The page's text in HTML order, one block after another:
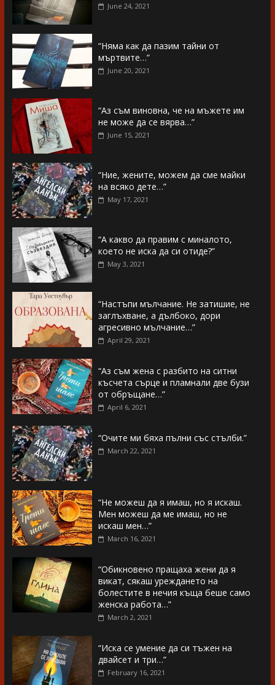
June 24, 2021
“Няма как да пазим тайни от
мъртвите…”
June 20, 2021
“Аз съм виновна, че на мъжете им
не може да се вярва…”
June 15, 2021
“Ние, жените, можем да сме майки
на всяко дете…”
May 17, 2021
“А какво да правим с миналото,
което не иска да си отиде?”
May 3, 2021
“Настъпи мълчание. Не затишие, не
заглъхване, а дълбоко, дори
агресивно мълчание…”
April 29, 2021
“Аз съм жена с разбито на ситни
късчета сърце и пламнали две бузи
от обръщане…”
April 6, 2021
“Очите ми бяха пълни със стълби.”
March 22, 2021
“Не можеш да я имаш, но я искаш.
Мен можеш да ме имаш, но не
искаш мен…”
March 16, 2021
“Обикновено пращаха жени да я
викат, сякаш уреждането на
болестите в нечия къща беше само
женска работа…”
March 2, 2021
“Иска се умение да си тъжен на
двайсет и три…”
February 16, 2021